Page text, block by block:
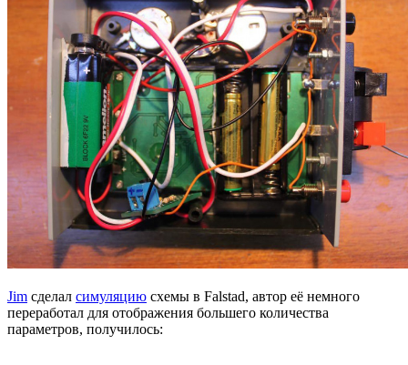
Jim сделал симуляцию схемы в Falstad, автор её немного
переработал для отображения большего количества
параметров, получилось: